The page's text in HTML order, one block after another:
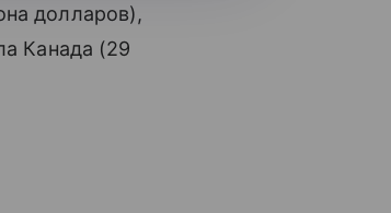
долларов),
Канада (29